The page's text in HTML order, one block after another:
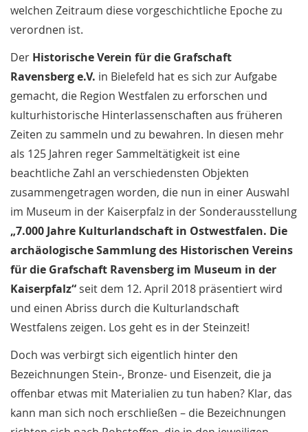
welchen Zeitraum diese vorgeschichtliche Epoche zu
verordnen ist.
Der Historische Verein für die Grafschaft
Ravensberg e.V. in Bielefeld hat es sich zur Aufgabe
gemacht, die Region Westfalen zu erforschen und
kulturhistorische Hinterlassenschaften aus früheren
Zeiten zu sammeln und zu bewahren. In diesen mehr
als 125 Jahren reger Sammeltätigkeit ist eine
beachtliche Zahl an verschiedensten Objekten
zusammengetragen worden, die nun in einer Auswahl
im Museum in der Kaiserpfalz in der Sonderausstellung
„7.000 Jahre Kulturlandschaft in Ostwestfalen. Die
archäologische Sammlung des Historischen Vereins
für die Grafschaft Ravensberg im Museum in der
Kaiserpfalz“ seit dem 12. April 2018 präsentiert wird
und einen Abriss durch die Kulturlandschaft
Westfalens zeigen. Los geht es in der Steinzeit!
Doch was verbirgt sich eigentlich hinter den
Bezeichnungen Stein-, Bronze- und Eisenzeit, die ja
offenbar etwas mit Materialien zu tun haben? Klar, das
kann man sich noch erschließen – die Bezeichnungen